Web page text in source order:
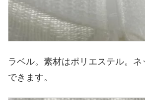
ラベル。素材はポリエステル。
できます。